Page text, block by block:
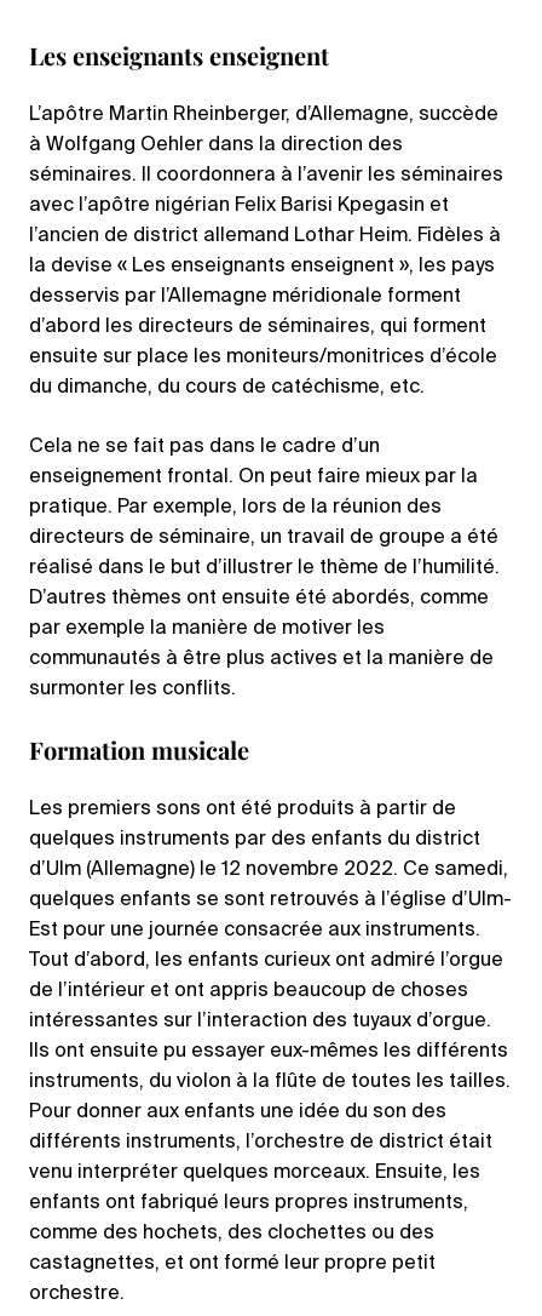
Les enseignants enseignent
L’apôtre Martin Rheinberger, d’Allemagne, succède
à Wolfgang Oehler dans la direction des
séminaires. Il coordonnera à l’avenir les séminaires
avec l’apôtre nigérian Felix Barisi Kpegasin et
l’ancien de district allemand Lothar Heim. Fidèles à
la devise « Les enseignants enseignent », les pays
desservis par l’Allemagne méridionale forment
d’abord les directeurs de séminaires, qui forment
ensuite sur place les moniteurs/monitrices d’école
du dimanche, du cours de catéchisme, etc.
Cela ne se fait pas dans le cadre d’un
enseignement frontal. On peut faire mieux par la
pratique. Par exemple, lors de la réunion des
directeurs de séminaire, un travail de groupe a été
réalisé dans le but d’illustrer le thème de l’humilité.
D’autres thèmes ont ensuite été abordés, comme
par exemple la manière de motiver les
communautés à être plus actives et la manière de
surmonter les conflits.
Formation musicale
Les premiers sons ont été produits à partir de
quelques instruments par des enfants du district
d’Ulm (Allemagne) le 12 novembre 2022. Ce samedi,
quelques enfants se sont retrouvés à l’église d’Ulm-
Est pour une journée consacrée aux instruments.
Tout d’abord, les enfants curieux ont admiré l’orgue
de l’intérieur et ont appris beaucoup de choses
intéressantes sur l’interaction des tuyaux d’orgue.
Ils ont ensuite pu essayer eux-mêmes les différents
instruments, du violon à la flûte de toutes les tailles.
Pour donner aux enfants une idée du son des
différents instruments, l’orchestre de district était
venu interpréter quelques morceaux. Ensuite, les
enfants ont fabriqué leurs propres instruments,
comme des hochets, des clochettes ou des
castagnettes, et ont formé leur propre petit
orchestre.